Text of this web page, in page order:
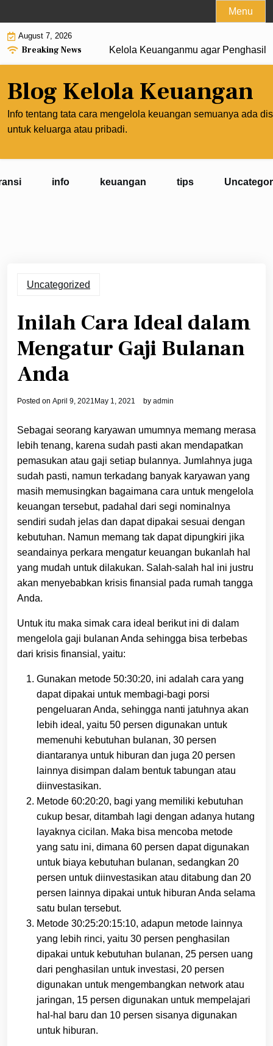
to
content
Menu
August 7, 2026
Breaking News Kelola Keuanganmu agar Penghasilan
Blog Kelola Keuangan
Info tentang tata cara mengelola keuangan semuanya ada
untuk keluarga atau pribadi.
info keuangan tips
Uncategorized
Inilah Cara Ideal dalam
Mengatur Gaji Bulanan
Anda
Posted on April 9, 2021 May 1, 2021 by admin
Sebagai seorang karyawan umumnya memang merasa
lebih tenang, karena sudah pasti akan mendapatkan
pemasukan atau gaji setiap bulannya. Jumlahnya juga
sudah pasti, namun terkadang banyak karyawan yang
masih memusingkan bagaimana cara untuk mengelola
keuangan tersebut, padahal dari segi nominalnya
sendiri sudah jelas dan dapat dipakai sesuai dengan
kebutuhan. Namun memang tak dapat dipungkiri jika
seandainya perkara mengatur keuangan bukanlah hal
yang mudah untuk dilakukan. Salah-salah hal ini justru
akan menyebabkan krisis finansial pada rumah tangga
Anda.
Untuk itu maka simak cara ideal berikut ini di dalam
mengelola gaji bulanan Anda sehingga bisa terbebas
dari krisis finansial, yaitu:
Gunakan metode 50:30:20, ini adalah cara yang
dapat dipakai untuk membagi-bagi porsi
pengeluaran Anda, sehingga nanti jatuhnya akan
lebih ideal, yaitu 50 persen digunakan untuk
memenuhi kebutuhan bulanan, 30 persen
diantaranya untuk hiburan dan juga 20 persen
lainnya disimpan dalam bentuk tabungan atau
diinvestasikan.
Metode 60:20:20, bagi yang memiliki kebutuhan
cukup besar, ditambah lagi dengan adanya hutang
layaknya cicilan. Maka bisa mencoba metode
yang satu ini, dimana 60 persen dapat digunakan
untuk biaya kebutuhan bulanan, sedangkan 20
persen untuk diinvestasikan atau ditabung dan 20
persen lainnya dipakai untuk hiburan Anda selama
satu bulan tersebut.
Metode 30:25:20:15:10, adapun metode lainnya
yang lebih rinci, yaitu 30 persen penghasilan
dipakai untuk kebutuhan bulanan, 25 persen uang
dari penghasilan untuk investasi, 20 persen
digunakan untuk mengembangkan network atau
jaringan, 15 persen digunakan untuk mempelajari
hal-hal baru dan 10 persen sisanya digunakan
untuk hiburan.